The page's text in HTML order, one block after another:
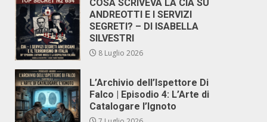
COSA SCRIVEVA LA CIA SU
ANDREOTTI E I SERVIZI
SEGRETI? – DI ISABELLA
SILVESTRI
8 Luglio 2026
L’Archivio dell’Ispettore Di
Falco | Episodio 4: L’Arte di
Catalogare l’Ignoto